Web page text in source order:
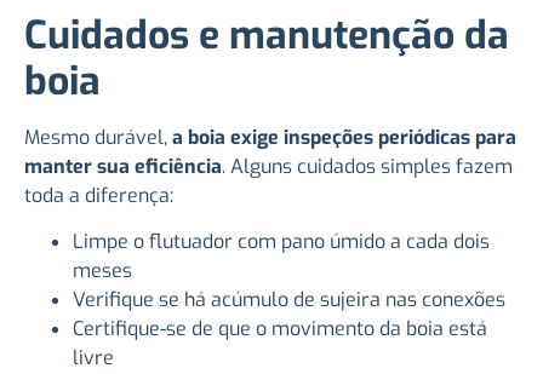
Cuidados e manutenção da
boia
Mesmo durável,a boia exige inspeções periódicas para
manter sua eficiência. Alguns cuidados simples fazem
toda a diferença:
Limpe o flutuador com pano úmido a cada dois
meses
Verifique se há acúmulo de sujeira nas conexões
Certifique-se de que o movimento da boia está
livre